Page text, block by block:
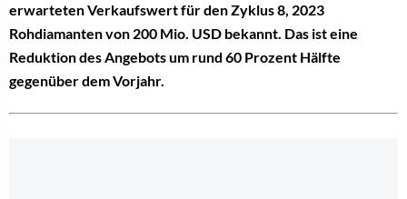
erwarteten Verkaufswert für den Zyklus 8, 2023
Rohdiamanten von 200 Mio. USD bekannt. Das ist eine
Reduktion des Angebots um rund 60 Prozent Hälfte
gegenüber dem Vorjahr.